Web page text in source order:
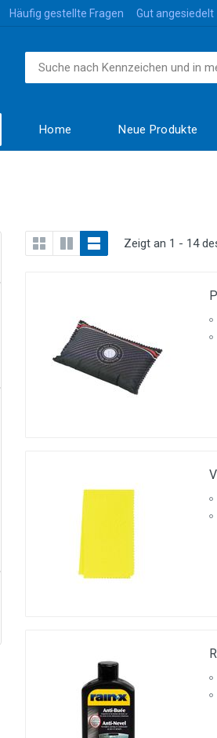
Häufig gestellte Fragen Gut angesiedelt
Home Neue Produkte
Zeigt an 1 - 14